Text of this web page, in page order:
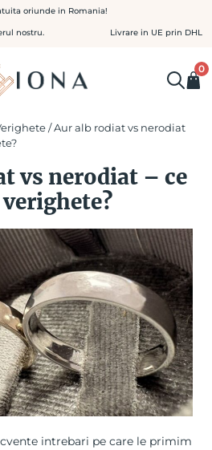
oriunde in Romania!
nostru. Livrare in UE prin DHL
0
/ Aur alb rodiat vs nerodiat
vs nerodiat – ce
intrebari pe care le primim